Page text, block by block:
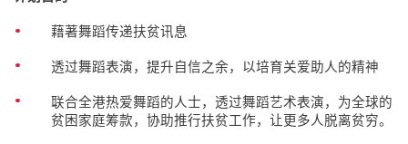
藉著舞蹈传递扶贫讯息
透过舞蹈表演，提升自信之余，以培育关爱助人的精神
联合全港热爱舞蹈的人士，透过舞蹈艺术表演，为全球的
贫困家庭筹款，协助推行扶贫工作，让更多人脱离贫穷。